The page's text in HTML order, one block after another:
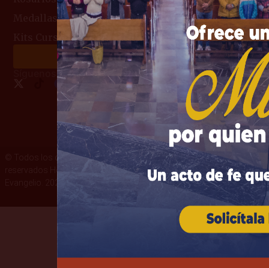
Medallas Religiosas
Kits Curso de Consagración
Haz tu donación
Síguenos:
© Todos los derechos
reservados Heraldos del
Términos y condiciones
Política de privacidad